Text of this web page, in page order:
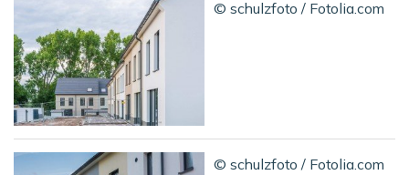
© schulzfoto / Fotolia.com
© schulzfoto / Fotolia.com